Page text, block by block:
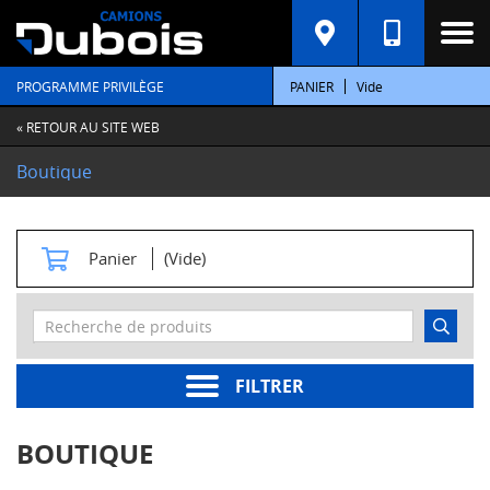
PROGRAMME PRIVILÈGE PANIER Vide
« RETOUR AU SITE WEB
Boutique
Panier (Vide)
FILTRER
C
A
T
É
G
O
R
E
S
t
e
r
moteur
BOUTIQUE